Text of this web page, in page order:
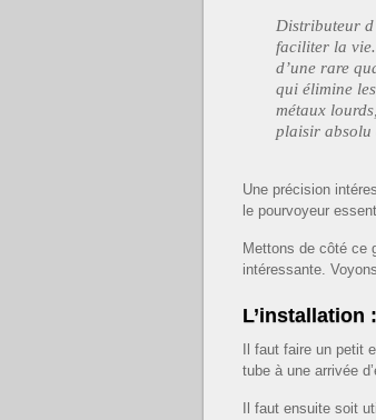
Distributeur
faciliter la
d’une rare
qui élimine
métaux
plaisir absolu
Une précision
le pourvoyeur
Mettons de côté ce
intéressante.
L’installation
Il faut faire un petit
tube à une arrivée
Il faut ensuite soit